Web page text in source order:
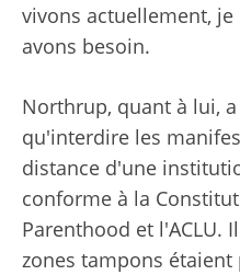
vivons actuellement,
avons besoin.
Northrup, quant à lui,
qu'interdire les
distance d'une
conforme à la
Parenthood et l'ACLU.
zones tampons